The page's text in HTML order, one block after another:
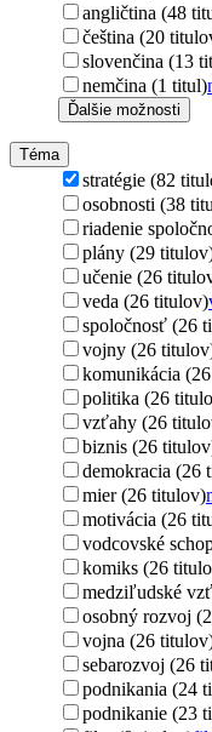
angličtina (48
čeština (20
slovenčina (13
nemčina (1 titul)
Ďalšie možnosti
Téma
stratégie (82
osobnosti (38
riadenie
plány (29
učenie (26
veda (26 titulov)
spoločnosť (26
vojny (26
komunikácia
politika (26
vzťahy (26
biznis (26
demokracia (26
mier (26 titulov)
motivácia (26
vodcovské
komiks (26
medziľudské
osobný rozvoj
vojna (26
sebarozvoj (26
podnikania (24
podnikanie (23